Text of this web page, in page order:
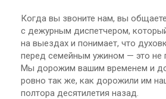
Когда вы звоните нам, вы
с дежурным диспетчером,
на выездах и понимает, что
перед семейным ужином — это не
Мы дорожим вашим временем и
ровно так же, как дорожили им
полтора десятилетия назад.